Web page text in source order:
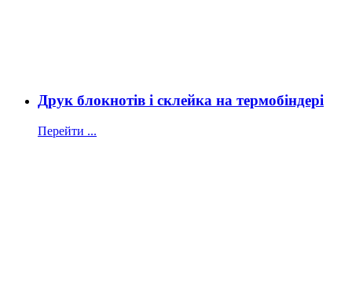
Друк блокнотів і склейка на термобіндері
Перейти ...